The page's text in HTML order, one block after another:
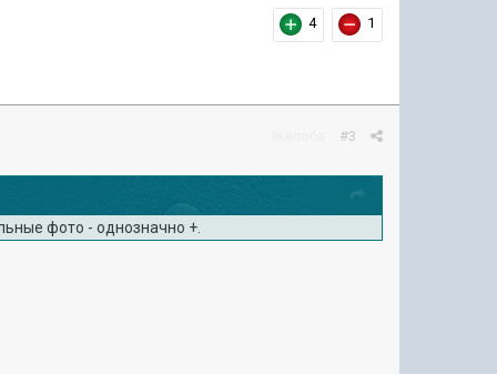
4 1
#3
фото - однозначно +.